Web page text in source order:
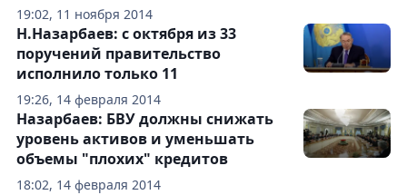
19:02, 11 ноября 2014
19:26, 14 февраля 2014
Н.Назарбаев: с октября из 33
поручений правительство
исполнило только 11
18:02, 14 февраля 2014
Назарбаев: БВУ должны снижать
уровень активов и уменьшать
объемы "плохих" кредитов